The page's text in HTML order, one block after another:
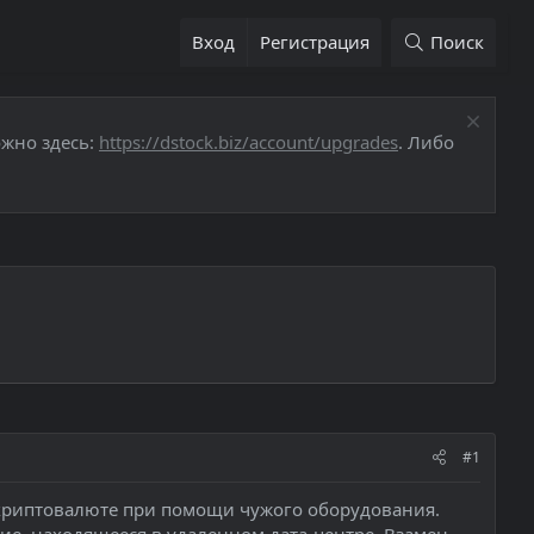
Вход Регистрация Поиск
здесь: https://dstock.biz/account/upgrades. Либо
#1
при помощи чужого оборудования.